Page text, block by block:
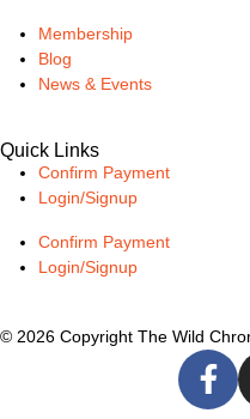
Membership
Blog
News & Events
Quick Links
Confirm Payment
Login/Signup
Confirm Payment
Login/Signup
© 2026 Copyright The Wild